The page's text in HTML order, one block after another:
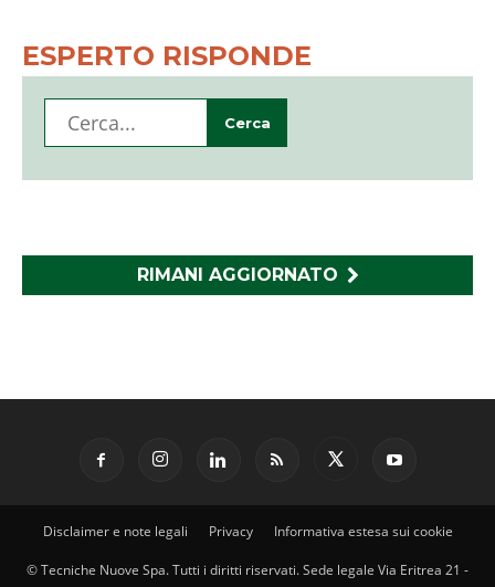
ESPERTO RISPONDE
RIMANI AGGIORNATO
Disclaimer e note legali Privacy Informativa estesa sui cookie
© Tecniche Nuove Spa. Tutti i diritti riservati. Sede legale Via Eritrea 21 -